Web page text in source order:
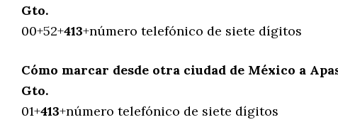
Gto.
00+52+413+número telefónico de siete dígitos
Cómo marcar desde otra ciudad de México a
Gto.
01+413+número telefónico de siete dígitos